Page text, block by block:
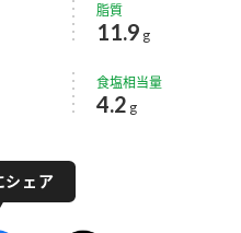
脂質
11.9 g
食塩相当量
4.2 g